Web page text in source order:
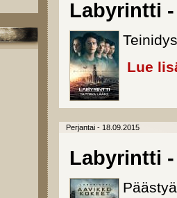
Labyrintti -
Lue
Perjantai - 18.09.2015
Labyrintti